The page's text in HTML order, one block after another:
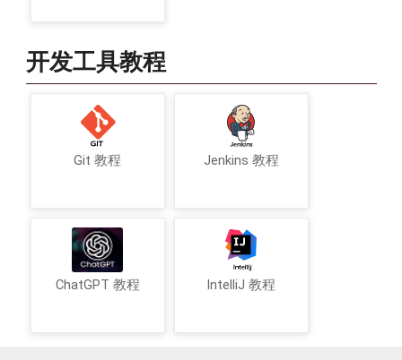
开发工具教程
Git 教程 Jenkins 教程
ChatGPT 教程 IntelliJ 教程